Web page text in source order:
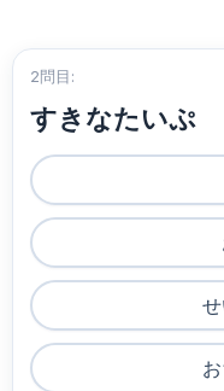
2問目:
すきなたいぷ